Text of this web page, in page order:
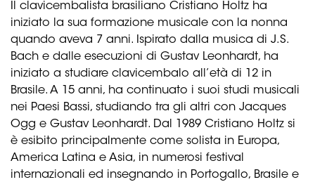
Il clavicembalista brasiliano Cristiano Holtz ha
iniziato la sua formazione musicale con la nonna
quando aveva 7 anni. Ispirato dalla musica di J.S.
Bach e dalle esecuzioni di Gustav Leonhardt, ha
iniziato a studiare clavicembalo all’età di 12 in
Brasile. A 15 anni, ha continuato i suoi studi musicali
nei Paesi Bassi, studiando tra gli altri con Jacques
Ogg e Gustav Leonhardt. Dal 1989 Cristiano Holtz si
è esibito principalmente come solista in Europa,
America Latina e Asia, in numerosi festival
internazionali ed insegnando in Portogallo, Brasile e